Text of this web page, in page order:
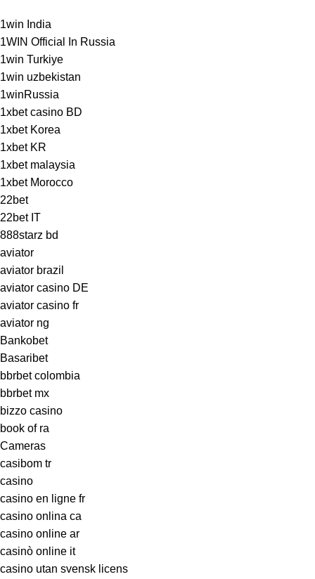
1win India
1WIN Official In Russia
1win Turkiye
1win uzbekistan
1winRussia
1xbet casino BD
1xbet Korea
1xbet KR
1xbet malaysia
1xbet Morocco
22bet
22bet IT
888starz bd
aviator
aviator brazil
aviator casino DE
aviator casino fr
aviator ng
Bankobet
Basaribet
bbrbet colombia
bbrbet mx
bizzo casino
book of ra
Cameras
casibom tr
casino
casino en ligne fr
casino onlina ca
casino online ar
casinò online it
casino utan svensk licens